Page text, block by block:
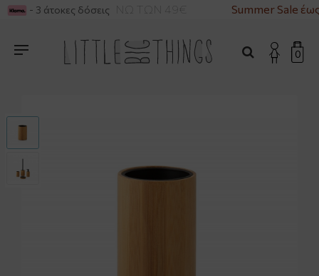
ΓΙΑ ΑΓΟΡΕΣ ΑΝΩ ΤΩΝ 49€ Summer Sale
- 3 άτοκες δόσεις
0